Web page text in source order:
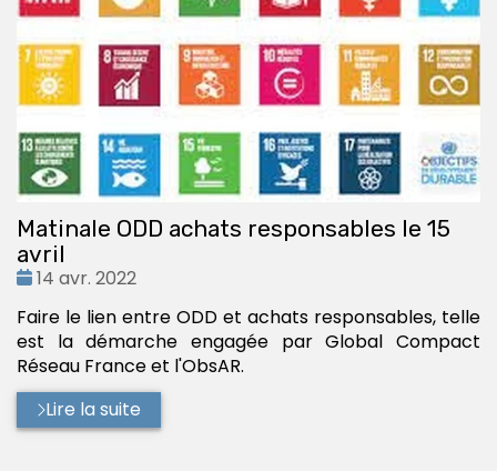
Matinale ODD achats responsables le 15
avril
Date
14 avr. 2022
Faire le lien entre ODD et achats responsables, telle
est la démarche engagée par Global Compact
Réseau France et l'ObsAR.
Lire la suite